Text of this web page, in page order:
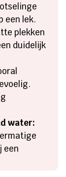
een lek.
plekken
duidelijk
water:
een